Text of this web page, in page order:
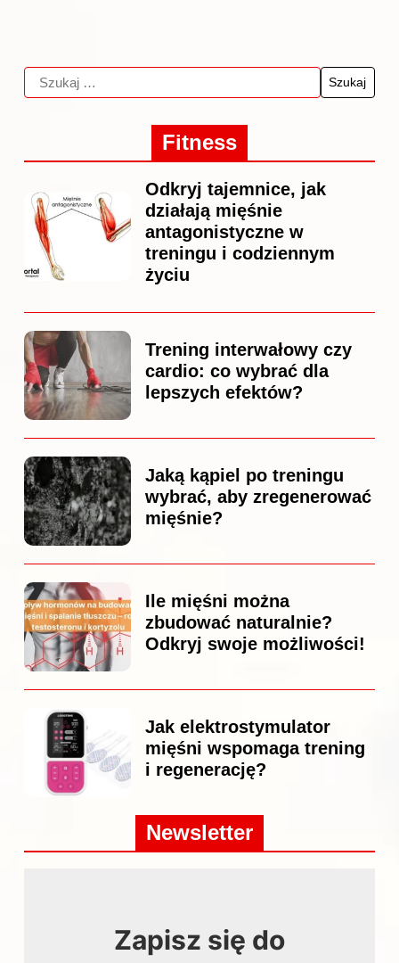
Fitness
Odkryj tajemnice, jak
działają mięśnie
antagonistyczne w
treningu i codziennym
życiu
Trening interwałowy czy
cardio: co wybrać dla
lepszych efektów?
Jaką kąpiel po treningu
wybrać, aby zregenerować
mięśnie?
Ile mięśni można
zbudować naturalnie?
Odkryj swoje możliwości!
Jak elektrostymulator
mięśni wspomaga trening
i regenerację?
Newsletter
Zapisz się do